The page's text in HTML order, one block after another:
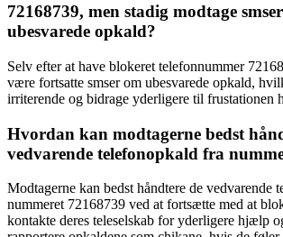
72168739, men stadig modtage
ubesvarede opkald?
Selv efter at have blokeret telefonnummer
være fortsatte smser om ubesvarede opkald,
irriterende og bidrage yderligere til frustationen
Hvordan kan modtagerne bedst
vedvarende telefonopkald fra
Modtagerne kan bedst håndtere de vedvarende
nummeret 72168739 ved at fortsætte med at
kontakte deres teleselskab for yderligere hjælp